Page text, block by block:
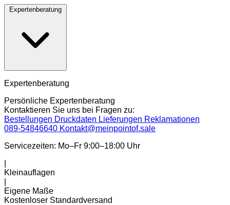
Expertenberatung
Expertenberatung
Persönliche Expertenberatung
Kontaktieren Sie uns bei Fragen zu:
Bestellungen Druckdaten Lieferungen Reklamationen
089-54846640 Kontakt@meinpointof.sale
Servicezeiten: Mo–Fr 9:00–18:00 Uhr
Kleinauflagen
Eigene Maße
Kostenloser Standardversand